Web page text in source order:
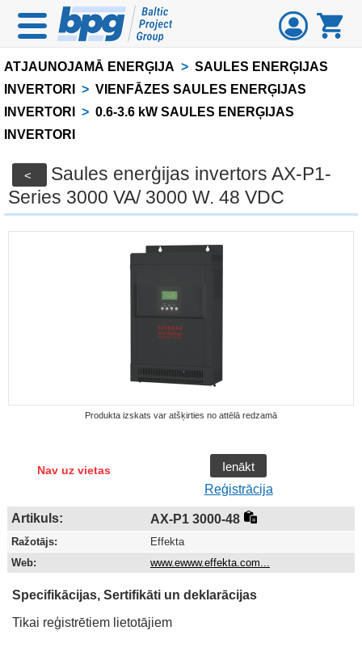
ATJAUNOJAMĀ ENERĢIJA > SAULES ENERĢIJAS
INVERTORI
> VIENFĀZES SAULES ENERĢIJAS
INVERTORI
> 0.6-3.6 kW SAULES ENERĢIJAS
INVERTORI
<
Saules enerģijas invertors AX-P1-
Series 3000 VA/ 3000 W. 48 VDC
Produkta izskats var atšķirties no attēlā redzamā
Nav uz vietas
Ienākt
Reģistrācija
Artikuls: AX-P1 3000-48
Ražotājs:
Effekta
Web:
www.ewww.effekta.com...
Specifikācijas, Sertifikāti un deklarācijas
Tikai reģistrētiem lietotājiem